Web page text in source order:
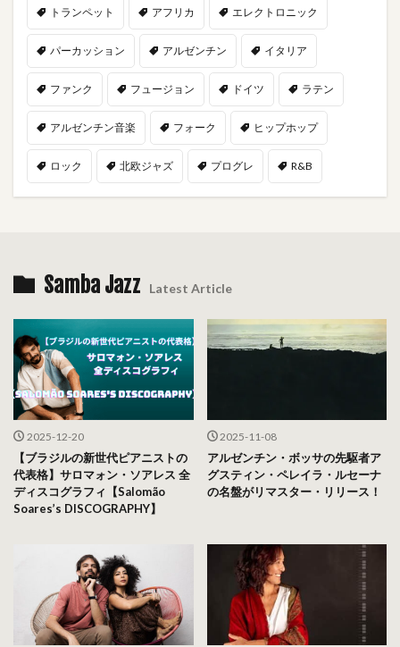
トランペット アフリカ エレクトロニック
パーカッション アルゼンチン イタリア
ファンク フュージョン ドイツ ラテン
アルゼンチン音楽 フォーク ヒップホップ
ロック 北欧ジャズ プログレ R&B
Samba Jazz Latest Article
2025-12-20
【ブラジルの新世代ピアニストの
代表格】サロマォン・ソアレス 全
ディスコグラフィ【Salomão
Soares’s DISCOGRAPHY】
2025-11-08
アルゼンチン・ボッサの先駆者ア
グスティン・ペレイラ・ルセーナ
の名盤がリマスター・リリース！